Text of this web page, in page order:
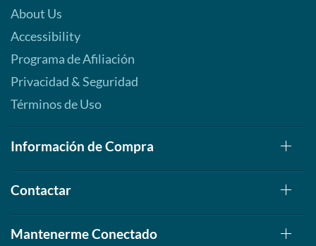
About Us
Accessibility
Programa de Afiliación
Privacidad & Seguridad
Términos de Uso
Información de Compra
Contactar
Mantenerme Conectado